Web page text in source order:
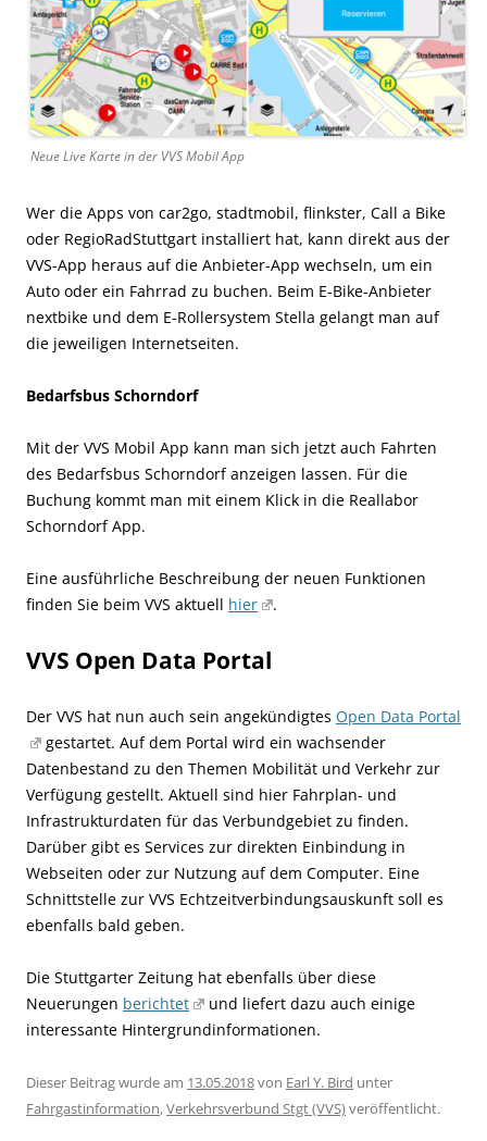
Neue Live Karte in der VVS Mobil App
Wer die Apps von car2go, stadtmobil, flinkster, Call a Bike
oder RegioRadStuttgart installiert hat, kann direkt aus der
VVS-App heraus auf die Anbieter-App wechseln, um ein
Auto oder ein Fahrrad zu buchen. Beim E-Bike-Anbieter
nextbike und dem E-Rollersystem Stella gelangt man auf
die jeweiligen Internetseiten.
Bedarfsbus Schorndorf
Mit der VVS Mobil App kann man sich jetzt auch Fahrten
des Bedarfsbus Schorndorf anzeigen lassen. Für die
Buchung kommt man mit einem Klick in die Reallabor
Schorndorf App.
Eine ausführliche Beschreibung der neuen Funktionen
finden Sie beim VVS aktuell hier .
VVS Open Data Portal
Der VVS hat nun auch sein angekündigtes Open Data Portal
gestartet. Auf dem Portal wird ein wachsender
Datenbestand zu den Themen Mobilität und Verkehr zur
Verfügung gestellt. Aktuell sind hier Fahrplan- und
Infrastrukturdaten für das Verbundgebiet zu finden.
Darüber gibt es Services zur direkten Einbindung in
Webseiten oder zur Nutzung auf dem Computer. Eine
Schnittstelle zur VVS Echtzeitverbindungsauskunft soll es
ebenfalls bald geben.
Die Stuttgarter Zeitung hat ebenfalls über diese
Neuerungen berichtet
und liefert dazu auch einige
interessante Hintergrundinformationen.
Dieser Beitrag wurde am 13.05.2018von Earl Y. Bird unter
Fahrgastinformation,Verkehrsverbund Stgt (VVS)veröffentlicht.